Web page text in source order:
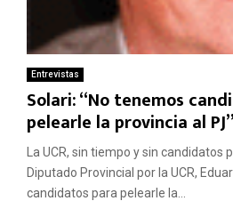
Entrevistas
Solari: “No tenemos
pelearle la provincia al
La UCR, sin tiempo y sin candidatos
Diputado Provincial por la UCR,
candidatos para pelearle la...